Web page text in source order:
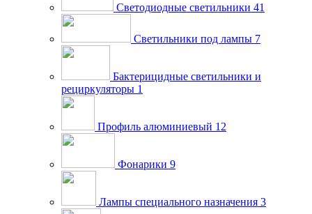
Светодиодные светильники 41
Светильники под лампы 7
Бактерицидные светильники и
рециркуляторы 1
Профиль алюминиевый 12
Фонарики 9
Лампы специального назначения 3